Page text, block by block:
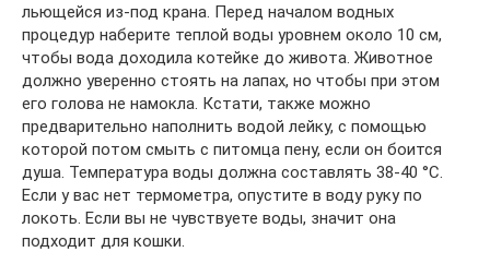
льющейся из-под крана. Перед началом водных
процедур наберите теплой воды уровнем около 10 см,
чтобы вода доходила котейке до живота. Животное
должно уверенно стоять на лапах, но чтобы при этом
его голова не намокла. Кстати, также можно
предварительно наполнить водой лейку, с помощью
которой потом смыть с питомца пену, если он боится
душа. Температура воды должна составлять 38-40 °С.
Если у вас нет термометра, опустите в воду руку по
локоть. Если вы не чувствуете воды, значит она
подходит для кошки.